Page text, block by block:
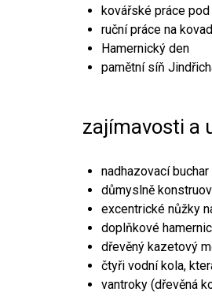
kovářské práce pod
ruční práce na
Hamernický den
pamětní síň
zajímavosti a
nadhazovací buchar
důmyslně
excentrické nůžky
doplňkové
dřevěný kazetový
čtyři vodní kola,
vantroky (dřevěná